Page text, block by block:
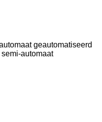
geautomatiseerd
semi-automaat